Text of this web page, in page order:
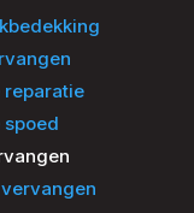
reparatie
spoed